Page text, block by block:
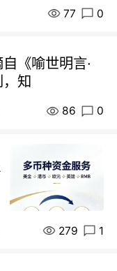
77 0
《喻世明言·
知
86 0
279 1